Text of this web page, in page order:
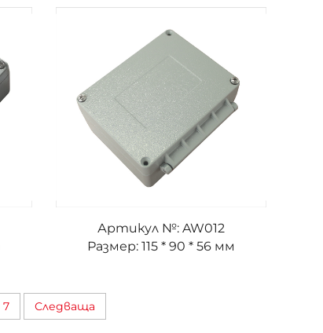
Артикул №: AW012
Размер: 115 * 90 * 56 мм
7 Следваща